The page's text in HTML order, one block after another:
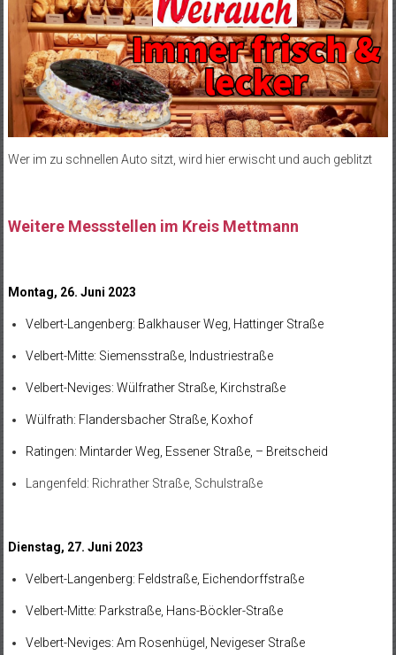
Wer im zu schnellen Auto sitzt, wird hier erwischt und auch geblitzt
Weitere Messstellen im Kreis Mettmann
Montag, 26. Juni 2023
Velbert-Langenberg: Balkhauser Weg, Hattinger Straße
Velbert-Mitte: Siemensstraße, Industriestraße
Velbert-Neviges: Wülfrather Straße, Kirchstraße
Wülfrath: Flandersbacher Straße, Koxhof
Ratingen: Mintarder Weg, Essener Straße, – Breitscheid
Langenfeld: Richrather Straße, Schulstraße
Dienstag, 27. Juni 2023
Velbert-Langenberg: Feldstraße, Eichendorffstraße
Velbert-Mitte: Parkstraße, Hans-Böckler-Straße
Velbert-Neviges: Am Rosenhügel, Nevigeser Straße